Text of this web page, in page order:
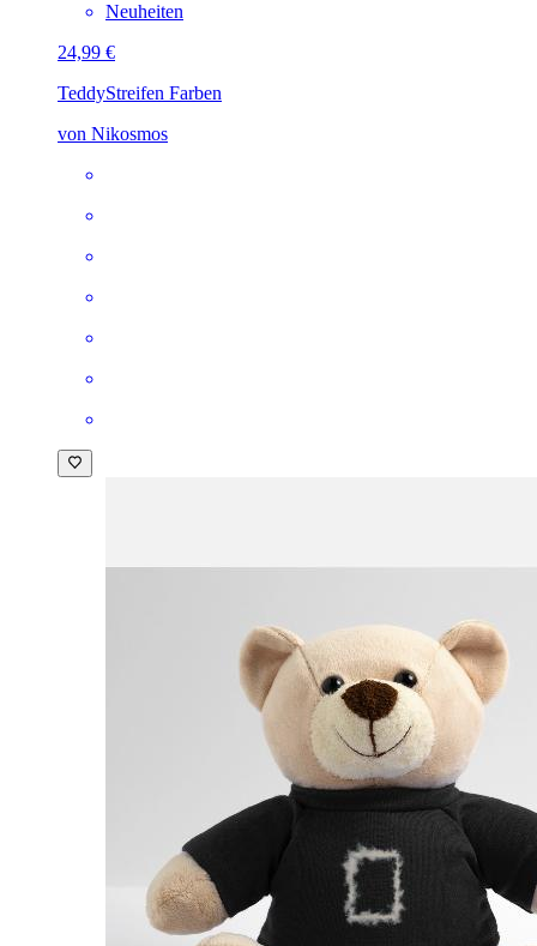
Neuheiten
24,99 €
TeddyStreifen Farben
von Nikosmos